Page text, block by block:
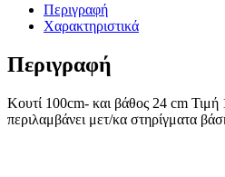
Περιγραφή
Χαρακτηριστικά
Περιγραφή
Κουτί 100cm- και βάθος 24 cm
περιλαμβάνει μετ/κα στηρίγματα